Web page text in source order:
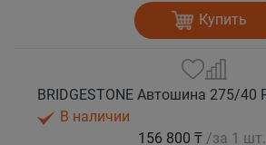
Купить
В наличии
156 800 ₸ /за 1 шт.